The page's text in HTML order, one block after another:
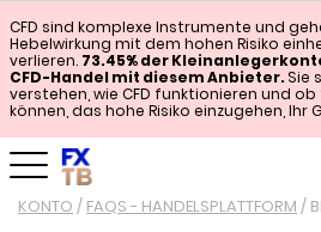
KONTO / FAQS - HANDELSPLATTFORM /
CFD sind komplexe Instrumente und
Hebelwirkung mit dem hohen Risiko
verlieren. 73.45% der
CFD-Handel mit diesem Anbieter.Sie
verstehen, wie CFD funktionieren und ob
können, das hohe Risiko einzugehen, Ihr